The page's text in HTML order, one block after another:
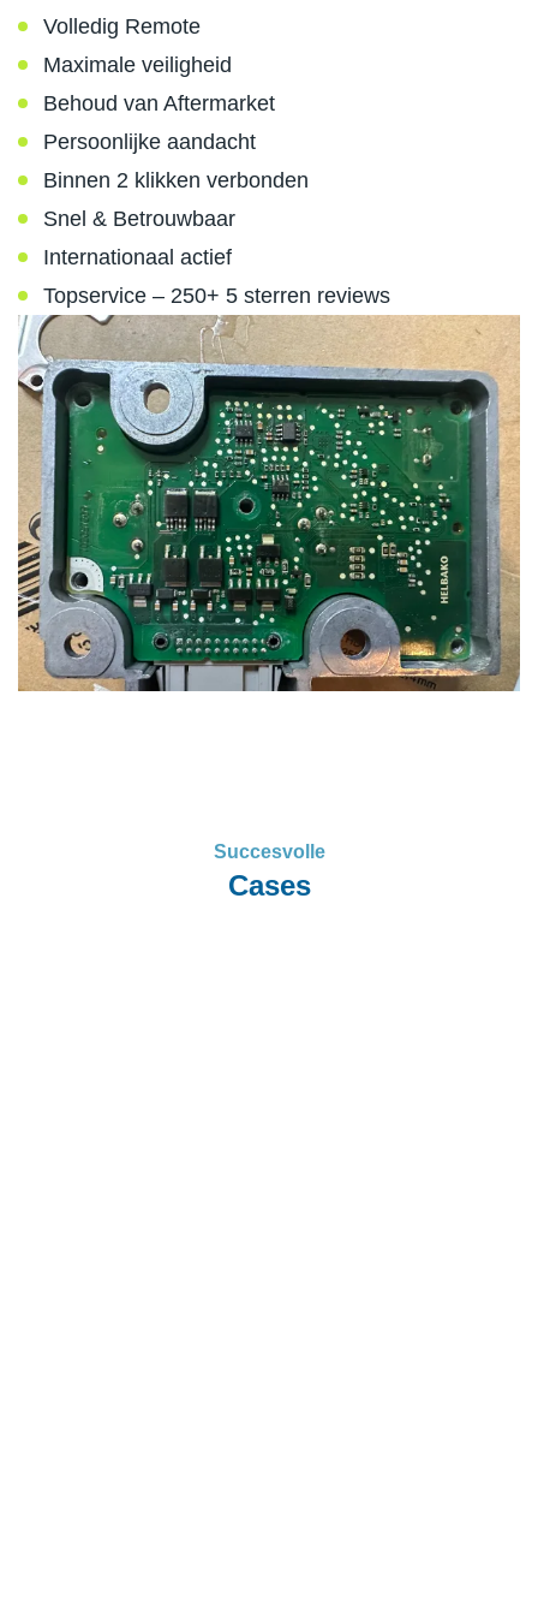
Volledig Remote
Maximale veiligheid
Behoud van Aftermarket
Persoonlijke aandacht
Binnen 2 klikken verbonden
Snel & Betrouwbaar
Internationaal actief
Topservice – 250+ 5 sterren reviews
Succesvolle
Cases